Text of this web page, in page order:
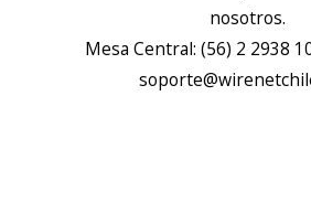
nosotros.
Mesa Central: (56) 2 2938